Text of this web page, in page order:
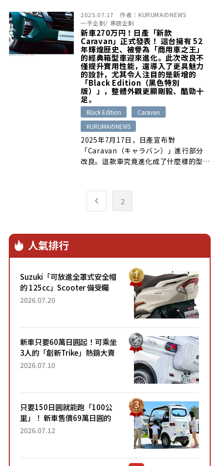
2025.07.17 作者： KURUMAのNEWS
一手企劃/ 專題企劃
新車270万円！日產「新款
Caravan」正式發表！ 這台擁有 52
年輝煌歷史、被譽為「商用車之王」
的經典箱型車迎來進化。此次改良不
僅提升實用性能，還導入了更具魅力
的設計，尤其令人注目的是新增的
「Black Edition（黑色特別
版）」，整體外觀更顯剛毅、酷勁十
足。
Black Edition
Caravan
KURUMAのNEWS
2025年7月17日，日產宣布對
「Caravan（キャラバン）」進行部分
改良。這款車究竟進化成了什麼樣的型號
2
人氣排行
Suzuki「可放進全罩式安全帽
的 125cc」Scooter 備受矚
目！採用全新流線設計與各項
2026.07.20
新車只要60萬日圓起！可乘坐
3人的「創新Trike」熱銷大賣
成為人氣車款！「養車成本真
2026.07.10
只要150日圓就能跑「100公
里」！ 新車售價69萬日圓的
「3人座」Trike大受歡迎！ 順
2026.07.12